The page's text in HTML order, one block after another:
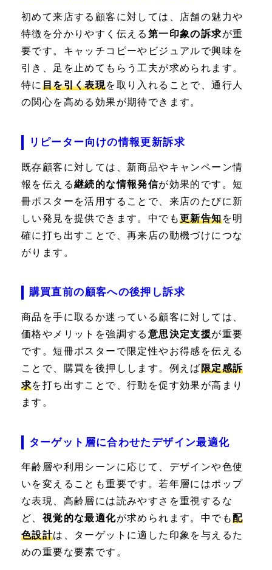
初めて来店する顧客に対しては、店舗の魅力や
特徴を分かりやすく伝える 第一印象の訴求が重
要です。キャッチコピーやビジュアルで興味を
引き、足を止めてもらう工夫が求められます。
特に 目を引く表現を取り入れることで、通行人
の関心を高める効果が期待できます。
リピーター向けの情報更新訴求
既存顧客に対しては、新商品やキャンペーン情
報を伝える継続的な情報発信が効果的です。短
冊ポスターを活用することで、来店のたびに新
しい発見を提供できます。中でも更新告知を明
確に打ち出すことで、再来店の動機づけにつな
がります。
購買直前の顧客への後押し訴求
商品を手に取るか迷っている顧客に対しては、
価格やメリットを強調する 意思決定支援が重要
です。短冊ポスターで限定性やお得感を伝える
ことで、購買を後押しします。例えば限定感訴
求を打ち出すことで、行動を促す効果が高まり
ます。
ターゲット層に合わせたデザイン最適化
年齢層や利用シーンに応じて、デザインや色使
いを変えることも重要です。若年層にはポップ
な表現、高齢層には読みやすさを重視するな
ど、 視覚的な最適化が求められます。中でも配
色設計は、ターゲットに適した印象を与えるた
めの重要な要素です。